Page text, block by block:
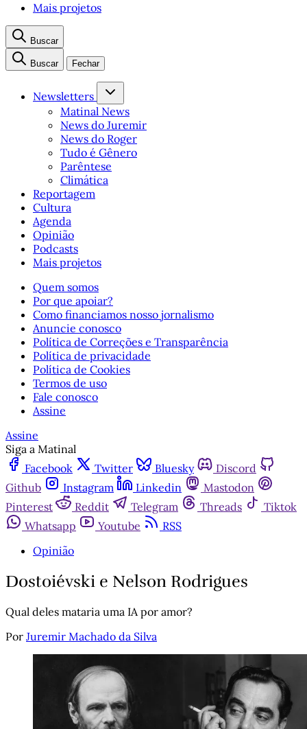
Mais projetos
Buscar
Buscar Fechar
Newsletters
Matinal News
News do Juremir
News do Roger
Tudo é Gênero
Parêntese
Climática
Reportagem
Cultura
Agenda
Opinião
Podcasts
Mais projetos
Quem somos
Por que apoiar?
Como financiamos nosso jornalismo
Anuncie conosco
Política de Correções e Transparência
Política de privacidade
Política de Cookies
Termos de uso
Fale conosco
Assine
Assine
Siga a Matinal
Facebook
Twitter Bluesky
Discord
Github
Instagram Linkedin
Mastodon
Pinterest
Reddit Telegram Threads
Tiktok
Whatsapp
Youtube
RSS
Opinião
Dostoiévski e Nelson Rodrigues
Qual deles mataria uma IA por amor?
Por Juremir Machado da Silva